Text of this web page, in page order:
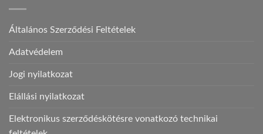
Általános Szerződési Feltételek
Adatvédelem
Jogi nyilatkozat
Elállási nyilatkozat
Elektronikus szerződéskötésre vonatkozó technikai